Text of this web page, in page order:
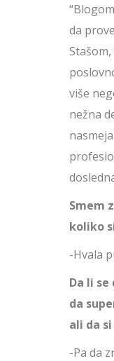
da
više
nežna
Smem
koliko
-Hvala
Da li
da
ali da
-Pa da